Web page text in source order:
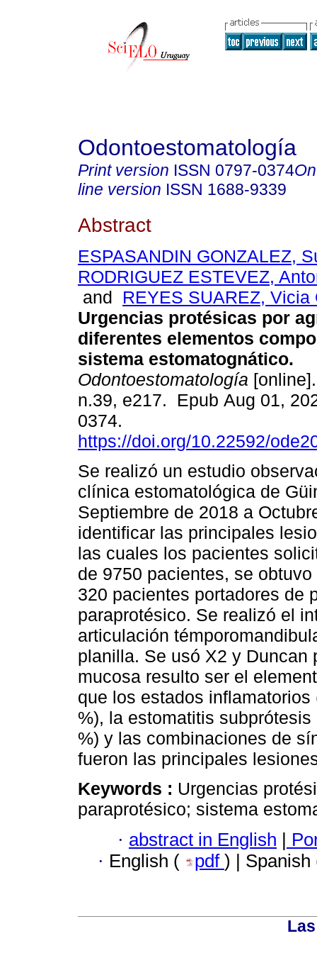
Odontoestomatología
Print version ISSN 0797-0374
line version ISSN 1688-9339
Abstract
ESPASANDIN GONZALEZ,
RODRIGUEZ ESTEVEZ,
and REYES SUAREZ, Vicia
Urgencias protésicas por
diferentes elementos
sistema estomatognático.
Odontoestomatología
n.39, e217. Epub Aug 01,
0374.
https://doi.org/10.22592/
Se realizó un estudio
clínica estomatológica de
Septiembre de 2018 a
identificar las principales
las cuales los pacientes
de 9750 pacientes, se
320 pacientes portadores de
paraprotésico. Se realizó el
articulación
planilla. Se usó X2 y
mucosa resulto ser el
que los estados
%), la estomatitis
%) y las combinaciones de
fueron las principales
Keywords : Urgencias
paraprotésico; sistema
· abstract in English |
· English ( pdf ) |